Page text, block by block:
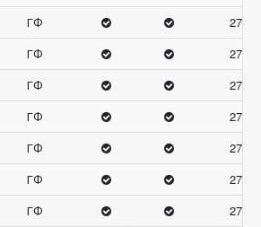
ГФ
27
ГФ
27
ГФ
27
ГФ
27
ГФ
27
ГФ
27
ГФ
27